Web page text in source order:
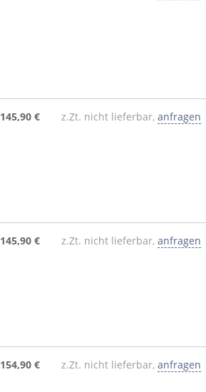
145,90 € z.Zt. nicht lieferbar, anfragen
145,90 € z.Zt. nicht lieferbar, anfragen
154,90 € z.Zt. nicht lieferbar, anfragen